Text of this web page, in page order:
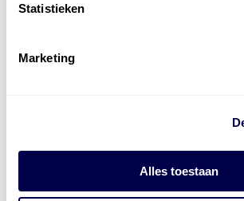
Statistieken
Marketing
Alles toestaan
laad- en accu oplossingen